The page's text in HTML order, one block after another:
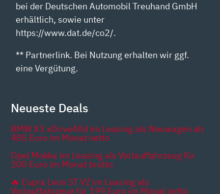
bei der Deutschen Automobil Treuhand GmbH
erhältlich, sowie unter
https://www.dat.de/co2/.
** Partnerlink. Bei Nutzung erhalten wir ggf.
eine Vergütung.
Neueste Deals
BMW X3 xDrive40d im Leasing als Neuwagen ab
485 Euro im Monat netto
Opel Mokka im Leasing als Vorlauffahrzeug für
200 Euro im Monat brutto
🔥 Cupra Leon ST VZ im Leasing als
Vorlauffahrzeug für 199 Euro im Monat netto